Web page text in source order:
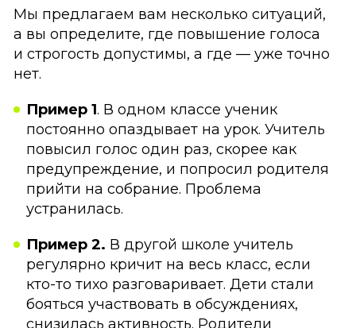
Мы предлагаем вам несколько ситуаций,
а вы определите, где повышение голоса
и строгость допустимы, а где — уже точно
нет.
Пример 1. В одном классе ученик
постоянно опаздывает на урок. Учитель
повысил голос один раз, скорее как
предупреждение, и попросил родителя
прийти на собрание. Проблема
устранилась.
Пример 2. В другой школе учитель
регулярно кричит на весь класс, если
кто-то тихо разговаривает. Дети стали
бояться участвовать в обсуждениях,
снизилась активность. Родители